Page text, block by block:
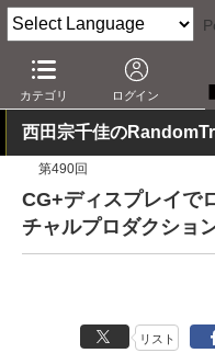
カテゴリ ログイン
AV Watch 製品 映像制作
西田宗千佳の
第490回
CG+ディスプレイで
チャルプロダクショ
リスト